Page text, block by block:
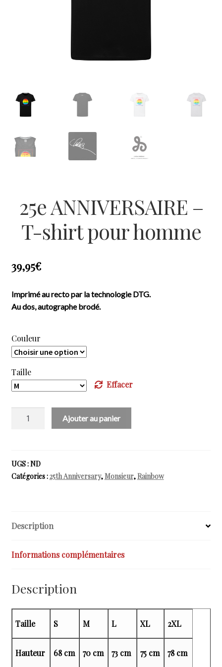
25e ANNIVERSAIRE –
T-shirt pour homme
39,95€
Imprimé au recto par la technologie DTG.
Au dos, autographe brodé.
Couleur
Taille
Effacer
quantité
-
T-
Ajouter au panier
UGS :ND
Catégories :25th Anniversary,Monsieur,Rainbow
Description
Informations complémentaires
Description
Taille S M L XL 2XL
Hauteur 68 cm 70 cm 73 cm 75 cm 78 cm